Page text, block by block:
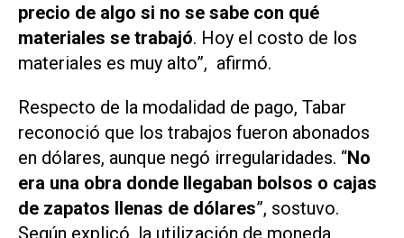
precio de algo si no se sabe con qué
materiales se trabajó. Hoy el costo de los
materiales es muy alto”, afirmó.
Respecto de la modalidad de pago, Tabar
reconoció que los trabajos fueron abonados
en dólares, aunque negó irregularidades. “No
era una obra donde llegaban bolsos o cajas
de zapatos llenas de dólares”, sostuvo.
Según explicó, la utilización de moneda